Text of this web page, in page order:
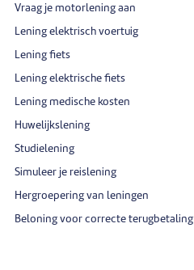
Vraag je motorlening aan
Lening elektrisch voertuig
Lening fiets
Lening elektrische fiets
Lening medische kosten
Huwelijkslening
Studielening
Simuleer je reislening
Hergroepering van leningen
Beloning voor correcte terugbetaling